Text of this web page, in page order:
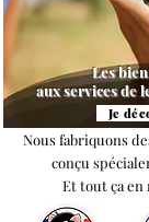
Je
Les
aux services de
Nous fabriquons
conçu
Et tout ça